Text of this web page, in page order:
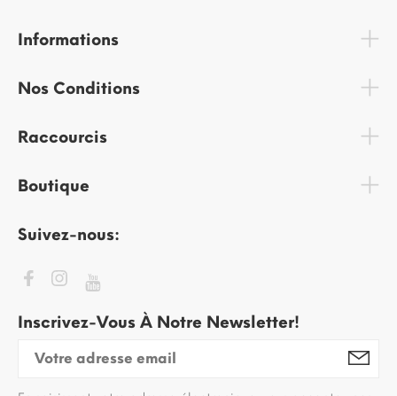
Informations
Nos Conditions
Raccourcis
Boutique
Suivez-nous:
Inscrivez-Vous À Notre Newsletter!